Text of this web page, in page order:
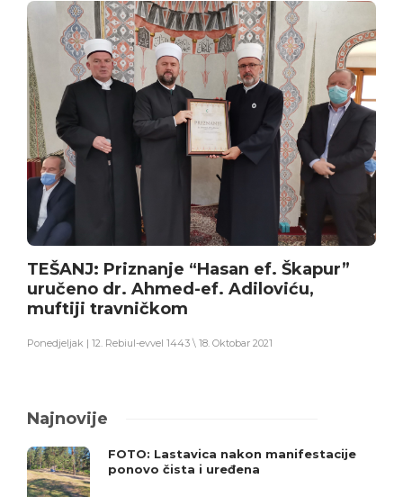
TEŠANJ: Priznanje “Hasan ef. Škapur”
uručeno dr. Ahmed-ef. Adiloviću,
muftiji travničkom
Ponedjeljak | 12. Rebiul-evvel 1443 \ 18. Oktobar 2021
Najnovije
FOTO: Lastavica nakon manifestacije
ponovo čista i uređena